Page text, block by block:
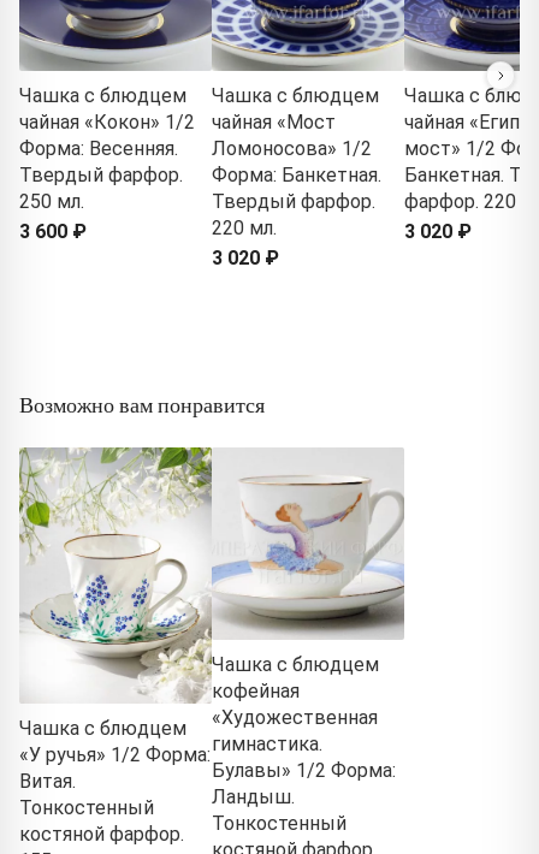
Чашка с блюдцем
чайная «Кокон» 1/2
Форма: Весенняя.
Твердый фарфор.
250 мл.
3 600 ₽
Чашка с блюдцем
чайная «Мост
Ломоносова» 1/2
Форма: Банкетная.
Твердый фарфор.
220 мл.
3 020 ₽
Чашка с
чайная
мост» 1/2
Банкетная.
фарфор. 220
3 020 ₽
Возможно вам понравится
Чашка с блюдцем
«У ручья» 1/2 Форма:
Витая.
Тонкостенный
костяной фарфор.
Чашка с блюдцем
кофейная
«Художественная
гимнастика.
Булавы» 1/2 Форма:
Ландыш.
Тонкостенный